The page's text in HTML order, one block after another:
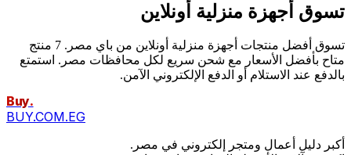
تسوق أجهزة منزلية أونلاين
تسوق أفضل منتجات أجهزة منزلية أونلاين من باي مصر. 7 منتج
متاح بأفضل الأسعار مع شحن سريع لكل محافظات مصر. استمتع
بالدفع عند الاستلام أو الدفع الإلكتروني الآمن.
Buy.
BUY.COM.EG
أكبر دليل أعمال ومتجر إلكتروني في مصر.